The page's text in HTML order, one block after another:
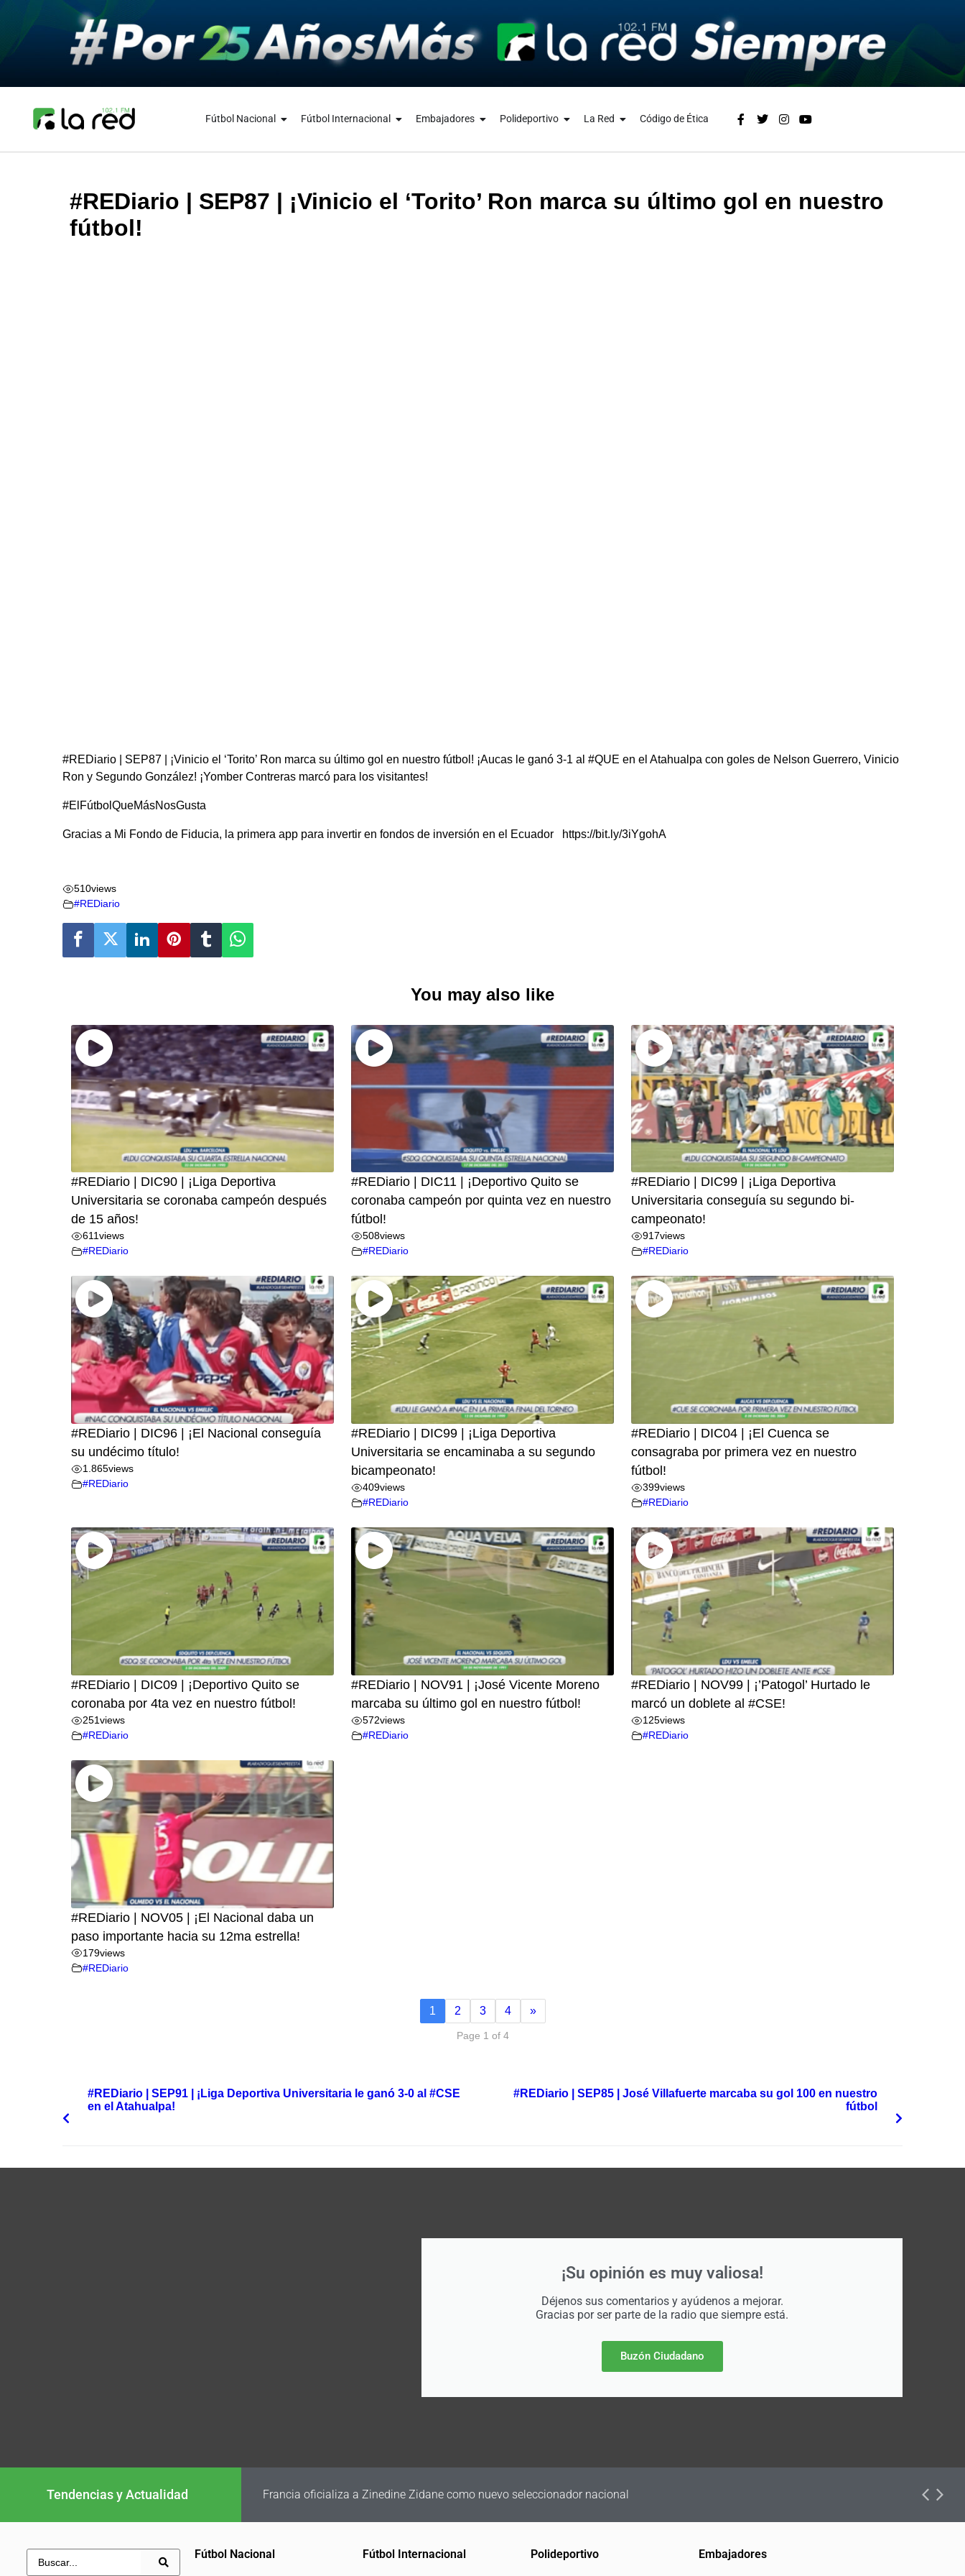
Fútbol Nacional Fútbol Internacional Embajadores Polideportivo La Red Código de Ética
#REDiario | SEP87 | ¡Vinicio el ‘Torito’ Ron marca su último gol en nuestro
fútbol!
#REDiario | SEP87 | ¡Vinicio el ‘Torito’ Ron marca su último gol en nuestro fútbol! ¡Aucas le ganó 3-1 al #QUE en el Atahualpa con goles de Nelson Guerrero, Vinicio
Ron y Segundo González! ¡Yomber Contreras marcó para los visitantes!
#ElFútbolQueMásNosGusta
Gracias a Mi Fondo de Fiducia, la primera app para invertir en fondos de inversión en el Ecuador https://bit.ly/3iYgohA
510views
#REDiario
You may also like
#REDiario | DIC90 | ¡Liga Deportiva
Universitaria se coronaba campeón después
de 15 años!
611views
#REDiario
#REDiario | DIC11 | ¡Deportivo Quito se
coronaba campeón por quinta vez en nuestro
fútbol!
508views
#REDiario
#REDiario | DIC99 | ¡Liga Deportiva
Universitaria conseguía su segundo bi-
campeonato!
917views
#REDiario
#REDiario | DIC96 | ¡El Nacional conseguía
su undécimo título!
1.865views
#REDiario
#REDiario | DIC99 | ¡Liga Deportiva
Universitaria se encaminaba a su segundo
bicampeonato!
409views
#REDiario
#REDiario | DIC04 | ¡El Cuenca se
consagraba por primera vez en nuestro
fútbol!
399views
#REDiario
#REDiario | DIC09 | ¡Deportivo Quito se
coronaba por 4ta vez en nuestro fútbol!
251views
#REDiario
#REDiario | NOV91 | ¡José Vicente Moreno
marcaba su último gol en nuestro fútbol!
572views
#REDiario
#REDiario | NOV99 | ¡’Patogol’ Hurtado le
marcó un doblete al #CSE!
125views
#REDiario
#REDiario | NOV05 | ¡El Nacional daba un
paso importante hacia su 12ma estrella!
179views
#REDiario
1 2 3 4 »
Page 1 of 4
#REDiario | SEP91 | ¡Liga Deportiva Universitaria le ganó 3-0 al #CSE
en el Atahualpa!
#REDiario | SEP85 | José Villafuerte marcaba su gol 100 en nuestro
fútbol
¡Su opinión es muy valiosa!
Déjenos sus comentarios y ayúdenos a mejorar.
Gracias por ser parte de la radio que siempre está.
Buzón Ciudadano
Tendencias y Actualidad Francia oficializa a Zinedine Zidane como nuevo seleccionador nacional
Fútbol Nacional Fútbol Internacional Polideportivo Embajadores